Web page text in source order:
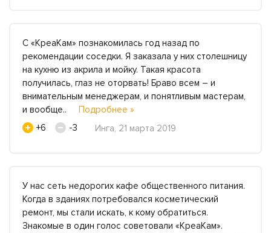
С «КреаКам» познакомилась год назад по
рекомендации соседки. Я заказала у них столешницу
на кухню из акрила и мойку. Такая красота
получилась, глаз не оторвать! Браво всем – и
внимательным менеджерам, и понятливым мастерам,
и вообще.. Подробнее »
+6
-3 Инга, 21 марта 2019
У нас сеть недорогих кафе общественного питания.
Когда в зданиях потребовался косметический
ремонт, мы стали искать, к кому обратиться.
Знакомые в один голос советовали «КреаКам».